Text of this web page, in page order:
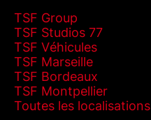
TSF Group
TSF Studios 77
TSF Véhicules
TSF Marseille
TSF Bordeaux
TSF Montpellier
Toutes les localisations